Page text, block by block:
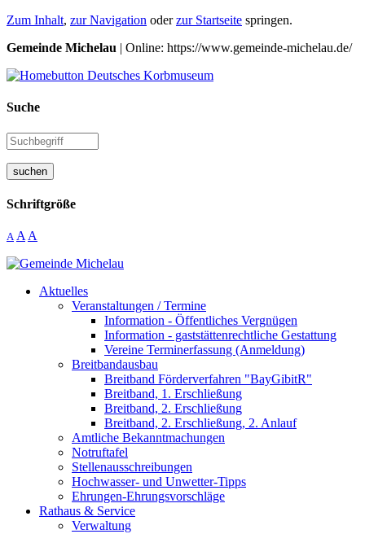
Zum Inhalt, zur Navigation oderzur Startseite springen.
Gemeinde Michelau | Online: https://www.gemeinde-michelau.de/
Suche
suchen
Schriftgröße
A A A
Aktuelles
Veranstaltungen / Termine
Information - Öffentliches Vergnügen
Information - gaststättenrechtliche Gestattung
Vereine Terminerfassung (Anmeldung)
Breitbandausbau
Breitband Förderverfahren "BayGibitR"
Breitband, 1. Erschließung
Breitband, 2. Erschließung
Breitband, 2. Erschließung, 2. Anlauf
Amtliche Bekanntmachungen
Notruftafel
Stellenausschreibungen
Hochwasser- und Unwetter-Tipps
Ehrungen-Ehrungsvorschläge
Rathaus & Service
Verwaltung